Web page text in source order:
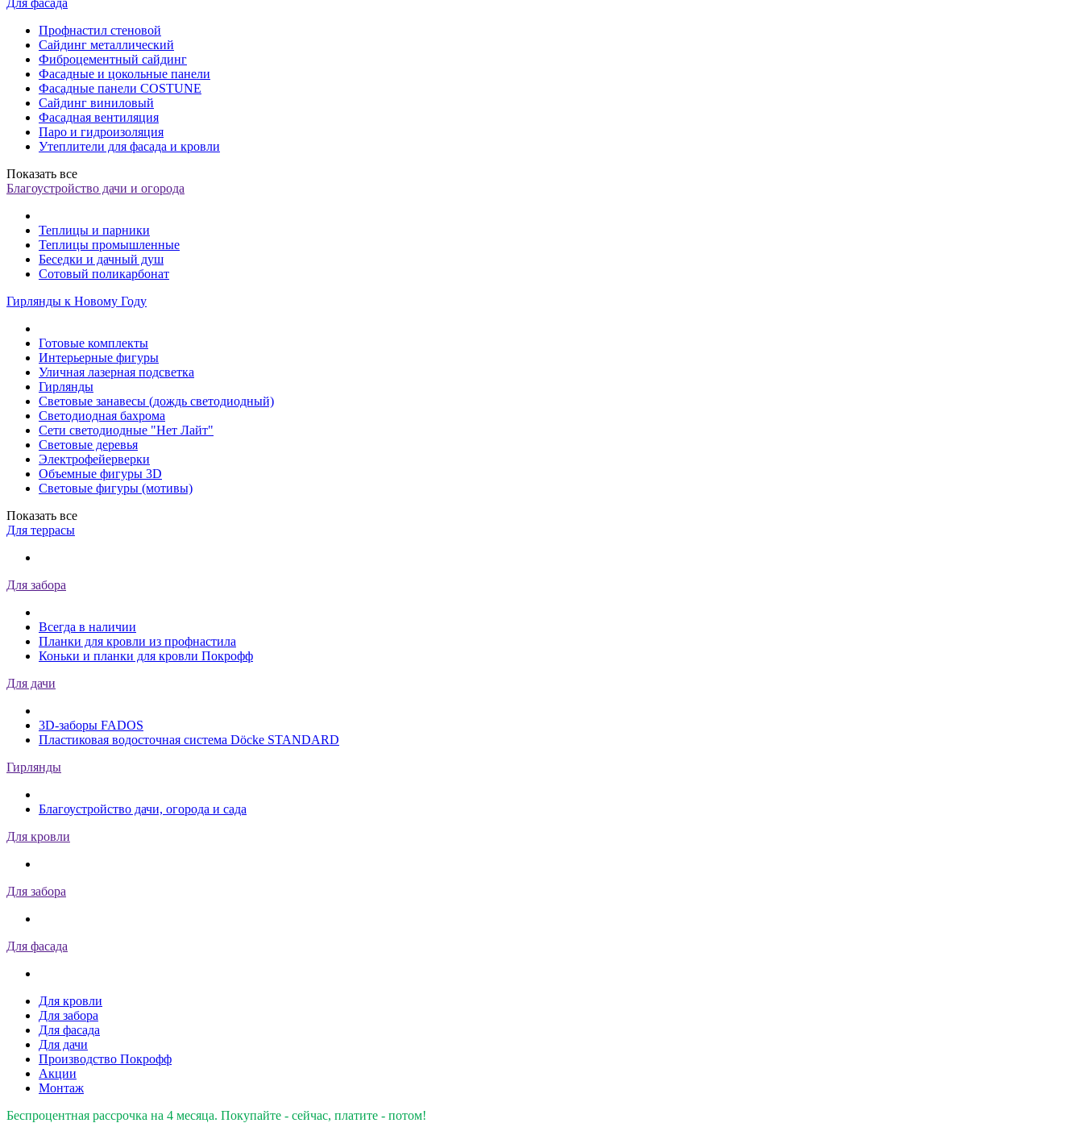
Для фасада
Профнастил стеновой
Сайдинг металлический
Фиброцементный сайдинг
Фасадные и цокольные панели
Фасадные панели COSTUNE
Сайдинг виниловый
Фасадная вентиляция
Паро и гидроизоляция
Утеплители для фасада и кровли
Показать все
Благоустройство дачи и огорода
Теплицы и парники
Теплицы промышленные
Беседки и дачный душ
Сотовый поликарбонат
Гирлянды к Новому Году
Готовые комплекты
Интерьерные фигуры
Уличная лазерная подсветка
Гирлянды
Световые занавесы (дождь светодиодный)
Светодиодная бахрома
Сети светодиодные "Нет Лайт"
Световые деревья
Электрофейерверки
Объемные фигуры 3D
Световые фигуры (мотивы)
Показать все
Для террасы
Для забора
Всегда в наличии
Планки для кровли из профнастила
Коньки и планки для кровли Покрофф
Для дачи
3D-заборы FADOS
Пластиковая водосточная система Döcke STANDARD
Гирлянды
Благоустройство дачи, огорода и сада
Для кровли
Для забора
Для фасада
Для кровли
Для забора
Для фасада
Для дачи
Производство Покрофф
Акции
Монтаж
Беспроцентная рассрочка на 4 месяца. Покупайте - сейчас, платите - потом!